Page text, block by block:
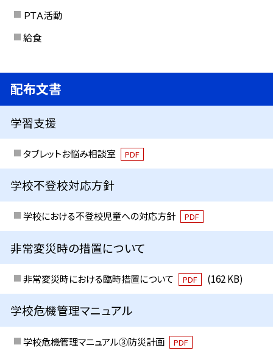
ＰＴＡ活動
給食
配布文書
学習支援
タブレットお悩み相談室 PDF
学校不登校対応方針
学校における不登校児童への対応方針 PDF
非常変災時の措置について
非常変災時における臨時措置について PDF (162 KB)
学校危機管理マニュアル
学校危機管理マニュアル③防災計画 PDF